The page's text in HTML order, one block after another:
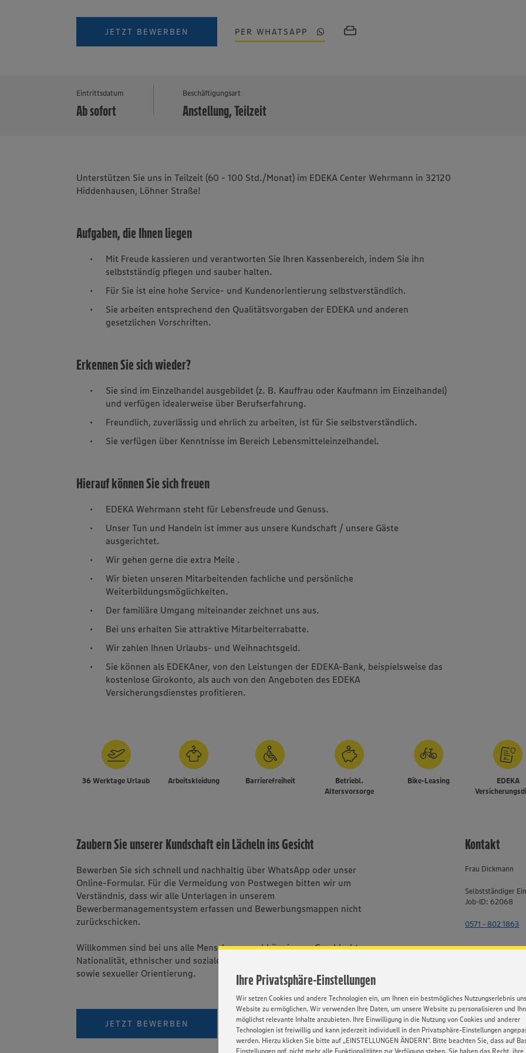
Ihre Privatsphäre-Einstellungen
Wir setzen Cookies und andere Technologien ein, um Ihnen ein bestmögliches Nutzungserlebnis
Website zu ermöglichen. Wir verwenden Ihre Daten, um unsere Website zu personalisieren und
möglichst relevante Inhalte anzubieten. Ihre Einwilligung in die Nutzung von Cookies und anderer
Technologien ist freiwillig und kann jederzeit individuell in den Privatsphäre-Einstellungen
werden. Hierzu klicken Sie bitte auf „EINSTELLUNGEN ÄNDERN”. Bitte beachten Sie, dass auf
Einstellungen ggf. nicht mehr alle Funktionalitäten zur Verfügung stehen. Sie haben das Recht, ihre
JETZT BEWERBEN PER WHATSAPP
Eintrittsdatum
Ab sofort
Beschäftigungsart
Anstellung, Teilzeit
Unterstützen Sie uns in Teilzeit (60 - 100 Std./Monat) im EDEKA Center Wehrmann in 32120
Hiddenhausen, Löhner Straße!
Aufgaben, die Ihnen liegen
Mit Freude kassieren und verantworten Sie Ihren Kassenbereich, indem Sie ihn
selbstständig pflegen und sauber halten.
Für Sie ist eine hohe Service- und Kundenorientierung selbstverständlich.
Sie arbeiten entsprechend den Qualitätsvorgaben der EDEKA und anderen
gesetzlichen Vorschriften.
Erkennen Sie sich wieder?
Sie sind im Einzelhandel ausgebildet (z. B. Kauffrau oder Kaufmann im Einzelhandel)
und verfügen idealerweise über Berufserfahrung.
Freundlich, zuverlässig und ehrlich zu arbeiten, ist für Sie selbstverständlich.
Sie verfügen über Kenntnisse im Bereich Lebensmitteleinzelhandel.
Hierauf können Sie sich freuen
EDEKA Wehrmann steht für Lebensfreude und Genuss.
Unser Tun und Handeln ist immer aus unsere Kundschaft / unsere Gäste
ausgerichtet.
Wir gehen gerne die extra Meile .
Wir bieten unseren Mitarbeitenden fachliche und persönliche
Weiterbildungsmöglichkeiten.
Der familiäre Umgang miteinander zeichnet uns aus.
Bei uns erhalten Sie attraktive Mitarbeiterrabatte.
Wir zahlen Ihnen Urlaubs- und Weihnachtsgeld.
Sie können als EDEKAner, von den Leistungen der EDEKA-Bank, beispielsweise das
kostenlose Girokonto, als auch von den Angeboten des EDEKA
Versicherungsdienstes profitieren.
36 Werktage Urlaub Arbeitskleidung Barrierefreiheit
Betriebl.
Altersvorsorge
Bike-Leasing
EDEKA
Zaubern Sie unserer Kundschaft ein Lächeln ins Gesicht
Bewerben Sie sich schnell und nachhaltig über WhatsApp oder unser
Online-Formular. Für die Vermeidung von Postwegen bitten wir um
Verständnis, dass wir alle Unterlagen in unserem
Bewerbermanagementsystem erfassen und Bewerbungsmappen nicht
zurückschicken.
Willkommen sind bei uns alle Menschen - unabhängig von Geschlecht,
Nationalität, ethnischer und sozialer Herkunft, Behinderung, Religion, Alter
sowie sexueller Orientierung.
JETZT BEWERBEN PER WHATSAPP
Kontakt
Frau Dickmann
Selbstständiger
Job-ID: 62068
0571 - 802 1863